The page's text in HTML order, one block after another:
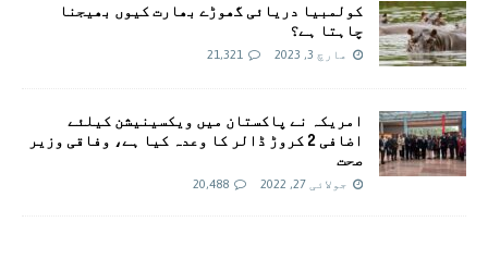
کولمبیا دریائی گھوڑے بھارت کیوں بھیجنا
چاہتا ہے؟
مارچ 3, 2023 21,321
امريکہ نے پاکستان میں ویکسینیشن کیلئے
اضافی 2 کروڑ ڈالر کا وعدہ کیا ہے، وفاقی وزیر
صحت
جولائی 27, 2022 20,488